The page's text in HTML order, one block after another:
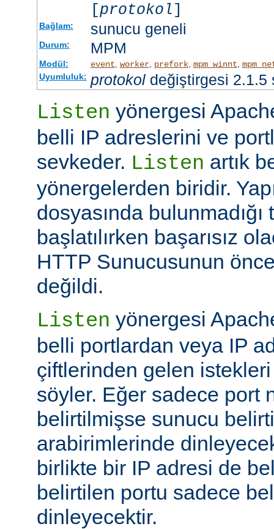
[protokol]
Bağlam: sunucu geneli
Durum: MPM
Modül: event worker, prefork, mpm_winnt
Uyumluluk: protokoldeğiştirgesi 2.1.5
Listen yönergesi
belli IP adreslerini ve
sevkeder. Listen artık
yönergelerden biridir.
dosyasında
başlatılırken başarısız
HTTP Sunucusunun
değildi.
Listen yönergesi
belli portlardan veya IP
çiftlerinden gelen
söyler. Eğer sadece port
belirtilmişse sunucu
arabirimlerinde
birlikte bir IP adresi de
belirtilen portu sadece
dinleyecektir.